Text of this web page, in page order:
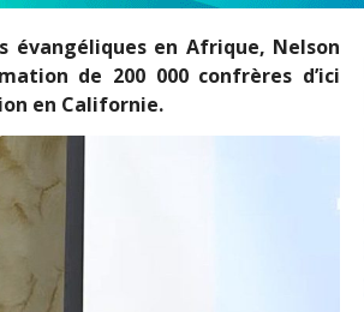
évangéliques en Afrique, Nelson
de 200 000 confrères d’ici
en Californie.